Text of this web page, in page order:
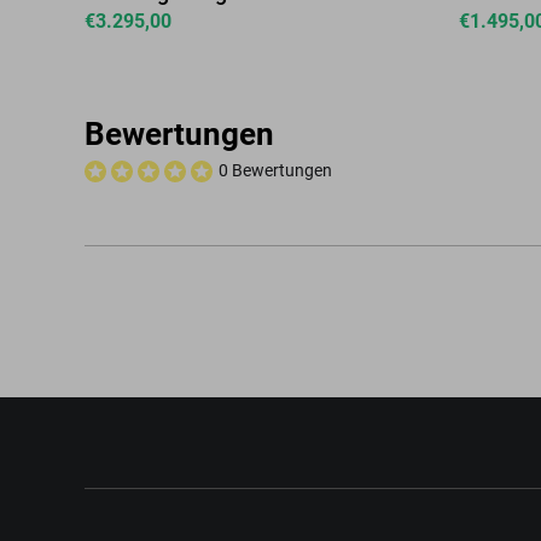
€3.295,00 €
Bewertungen
0 Bewertungen